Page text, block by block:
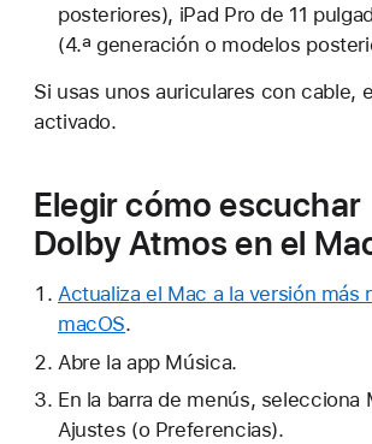
posteriores), iPad Pro de 11
(4.ª generación o modelos
Si usas unos auriculares con cable,
activado.
Elegir cómo escuchar
Dolby Atmos en el
Actualiza el Mac a la versión más
macOS.
Abre la app Música.
En la barra de menús, selecciona
Ajustes (o Preferencias).